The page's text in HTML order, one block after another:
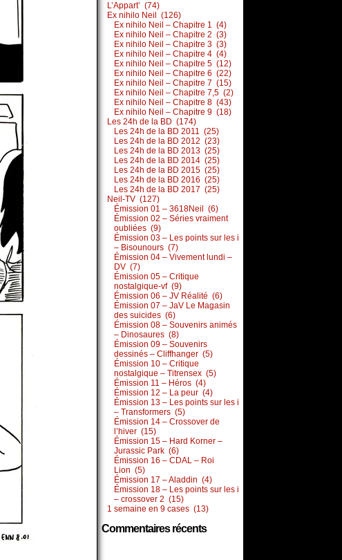
L’Appart’ (74)
Ex nihilo Neil (126)
Ex nihilo Neil – Chapitre 1 (4)
Ex nihilo Neil – Chapitre 2 (3)
Ex nihilo Neil – Chapitre 3 (3)
Ex nihilo Neil – Chapitre 4 (4)
Ex nihilo Neil – Chapitre 5 (12)
Ex nihilo Neil – Chapitre 6 (22)
Ex nihilo Neil – Chapitre 7 (15)
Ex nihilo Neil – Chapitre 7,5 (2)
Ex nihilo Neil – Chapitre 8 (43)
Ex nihilo Neil – Chapitre 9 (18)
Les 24h de la BD (174)
Les 24h de la BD 2011 (25)
Les 24h de la BD 2012 (23)
Les 24h de la BD 2013 (25)
Les 24h de la BD 2014 (25)
Les 24h de la BD 2015 (25)
Les 24h de la BD 2016 (25)
Les 24h de la BD 2017 (25)
Neil-TV (127)
Émission 01 – 3618Neil (6)
Émission 02 – Séries vraiment
oubliées (9)
Émission 03 – Les points sur les i
– Bisounours (7)
Émission 04 – Vivement lundi –
DV (7)
Émission 05 – Critique
nostalgique-vf (9)
Émission 06 – JV Réalité (6)
Émission 07 – JaV Le Magasin
des suicides (6)
Émission 08 – Souvenirs animés
– Dinosaures (8)
Émission 09 – Souvenirs
dessinés – Cliffhanger (5)
Émission 10 – Critique
nostalgique – Titrensex (5)
Émission 11 – Héros (4)
Émission 12 – La peur (4)
Émission 13 – Les points sur les i
– Transformers (5)
Émission 14 – Crossover de
l’hiver (15)
Émission 15 – Hard Korner –
Jurassic Park (6)
Émission 16 – CDAL – Roi
Lion (5)
Émission 17 – Aladdin (4)
Émission 18 – Les points sur les i
– crossover 2 (15)
1 semaine en 9 cases (13)
Commentaires récents